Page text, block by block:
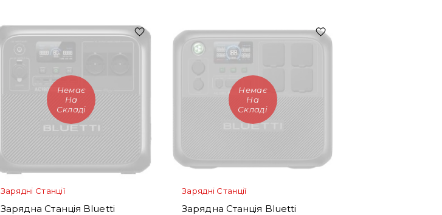
Немає
На
Складі
Зарядні Станції
Зарядна Станція Bluetti
Немає
На
Складі
Зарядні Станції
Зарядна Станція Bluetti